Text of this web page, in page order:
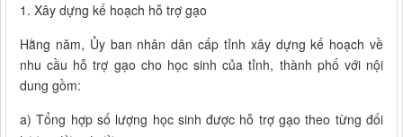
1. Xây dựng kế hoạch hỗ trợ gạo
Hằng năm, Ủy ban nhân dân cấp tỉnh xây dựng kế hoạch về
nhu cầu hỗ trợ gạo cho học sinh của tỉnh, thành phố với nội
dung gồm:
a) Tổng hợp số lượng học sinh được hỗ trợ gạo theo từng đối